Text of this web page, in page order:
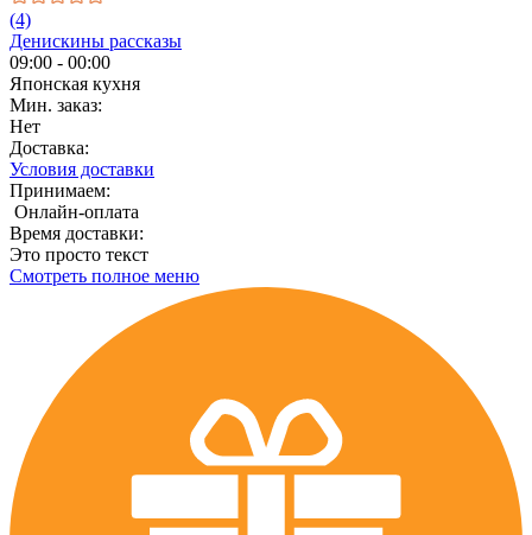
(4)
Денискины рассказы
09:00 - 00:00
Японская кухня
Мин. заказ:
Нет
Доставка:
Условия доставки
Принимаем:
Онлайн-оплата
Время доставки:
Это просто текст
Смотреть полное меню